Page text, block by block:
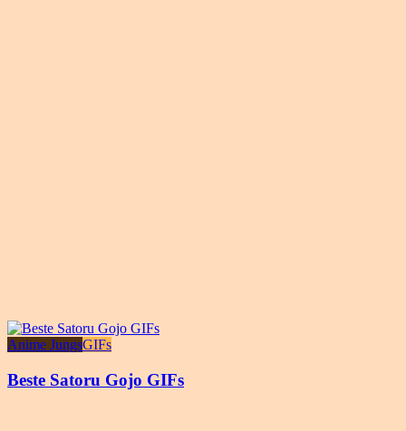
Anime JungsGIFs
Beste Satoru Gojo GIFs